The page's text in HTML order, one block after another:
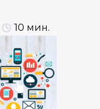
10 мин.